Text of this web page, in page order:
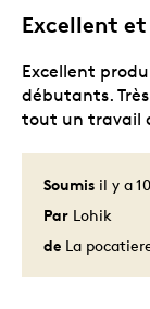
Les
Cadeau de Noël
Cadeau pour
Cadeau pour
Décrivez-vous
Excellent
Soumis il y a
Par Lohik
de La
Excellent
débutants.
tout un travail